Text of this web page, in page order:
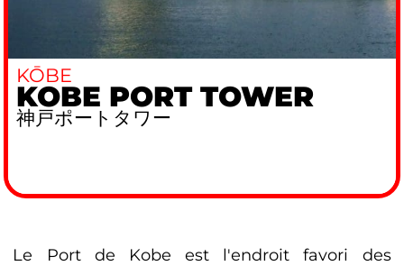
KŌBE
KOBE PORT TOWER
神戸ポートタワー
Le Port de Kobe est l'endroit favori des